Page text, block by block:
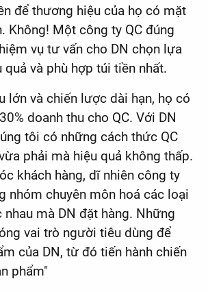
để thương hiệu của họ có mặt
Không! Một công ty QC đúng
vụ tư vấn cho DN chọn lựa
và phù hợp túi tiền nhất.
lớn và chiến lược dài hạn, họ có
doanh thu cho QC. Với DN
tôi có những cách thức QC
phải mà hiệu quả không thấp.
khách hàng, dĩ nhiên công ty
nhóm chuyên môn hoá các loại
nhau mà DN đặt hàng. Những
vai trò người tiêu dùng để
của DN, từ đó tiến hành chiến
phẩm"